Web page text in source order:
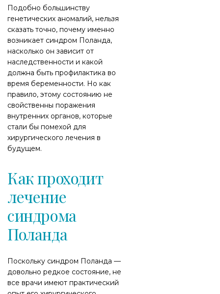
Подобно большинству
генетических аномалий, нельзя
сказать точно, почему именно
возникает синдром Поланда,
насколько он зависит от
наследственности и какой
должна быть профилактика во
время беременности. Но как
правило, этому состоянию не
свойственны поражения
внутренних органов, которые
стали бы помехой для
хирургического лечения в
будущем.
Как проходит
лечение
синдрома
Поланда
Поскольку синдром Поланда —
довольно редкое состояние, не
все врачи имеют практический